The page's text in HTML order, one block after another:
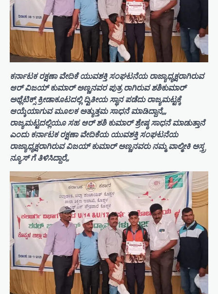
ಕರ್ನಾಟಕ ರಕ್ಷಣಾ ವೇದಿಕೆ ಯುವಶಕ್ತಿ ಸಂಘಟನೆಯ ರಾಜ್ಯಾಧ್ಯಕ್ಷರಾಗಿರುವ
ಆರ್ ವಿಜಯ್ ಕುಮಾರ್ ಅಣ್ಣನವರ ಪುತ್ರ ರಾಗಿರುವ ಶಶಿಕುಮಾರ್
ಅಥ್ಲೆಟಿಕ್ಸ್ ಕ್ರೀಡಾಕೂಟದಲ್ಲಿ ದ್ವಿತೀಯ ಸ್ಥಾನ ಪಡೆದು ರಾಜ್ಯಮಟ್ಟಕ್ಕೆ
ಆಯ್ಕೆಯಾಗುವ ಮೂಲಕ ಅತ್ಯುತ್ತಮ ಸಾಧನೆ ಮಾಡಿದ್ದಾನೆ,,,
ರಾಜ್ಯಮಟ್ಟದಲ್ಲಿಯೂ ಸಹ ಆರ್ ಶಶಿ ಕುಮಾರ್ ಶ್ರೇಷ್ಠ ಸಾಧನೆ ಮಾಡುತ್ತಾನೆ
ಎಂದು ಕರ್ನಾಟಕ ರಕ್ಷಣಾ ವೇದಿಕೆಯ ಯುವಶಕ್ತಿ ಸಂಘಟನೆಯ
ರಾಜ್ಯಾಧ್ಯಕ್ಷರಾಗಿರುವ ವಿಜಯ್ ಕುಮಾರ್ ಅಣ್ಣನವರು ನಮ್ಮ ವಾಲ್ಮೀಕಿ ಅಸ್ತ್ರ
ನ್ಯೂಸ್ ಗೆ ತಿಳಿಸಿದ್ದಾರೆ,,